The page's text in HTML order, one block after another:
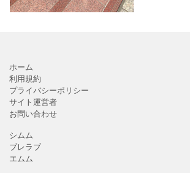
ホーム
利用規約
プライバシーポリシー
サイト運営者
お問い合わせ
シムム
ブレラブ
エムム